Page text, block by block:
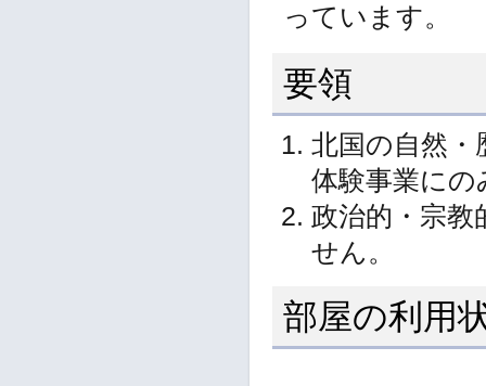
っています。
要領
北国の自然・
体験事業に
政治的・宗教
せん。
部屋の利用